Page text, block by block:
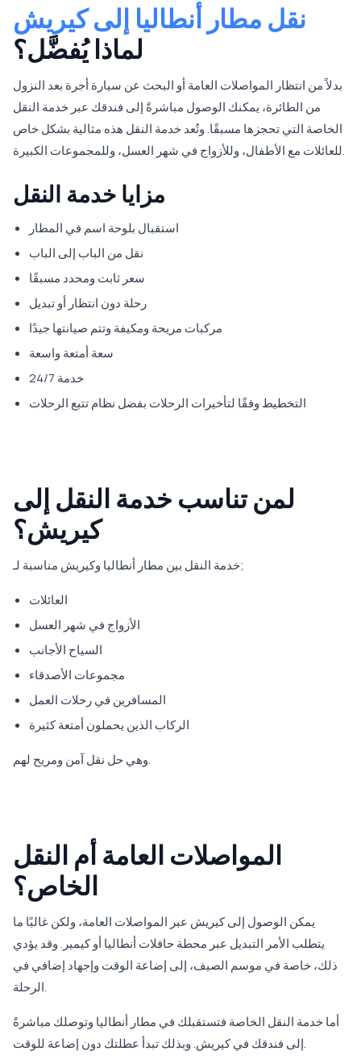
نقل مطار أنطاليا إلى كيريش
لماذا يُفضَّل؟
بدلاً من انتظار المواصلات العامة أو البحث عن سيارة أجرة بعد النزول
من الطائرة، يمكنك الوصول مباشرةً إلى فندقك عبر خدمة النقل
الخاصة التي تحجزها مسبقًا. وتُعد خدمة النقل هذه مثالية بشكل خاص
للعائلات مع الأطفال، وللأزواج في شهر العسل، وللمجموعات الكبيرة.
مزايا خدمة النقل
استقبال بلوحة اسم في المطار
نقل من الباب إلى الباب
سعر ثابت ومحدد مسبقًا
رحلة دون انتظار أو تبديل
مركبات مريحة ومكيفة وتتم صيانتها جيدًا
سعة أمتعة واسعة
خدمة 24/7
التخطيط وفقًا لتأخيرات الرحلات بفضل نظام تتبع الرحلات
لمن تناسب خدمة النقل إلى
كيريش؟
خدمة النقل بين مطار أنطاليا وكيريش مناسبة لـ;
العائلات
الأزواج في شهر العسل
السياح الأجانب
مجموعات الأصدقاء
المسافرين في رحلات العمل
الركاب الذين يحملون أمتعة كثيرة
وهي حل نقل آمن ومريح لهم.
المواصلات العامة أم النقل
الخاص؟
يمكن الوصول إلى كيريش عبر المواصلات العامة، ولكن غالبًا ما
يتطلب الأمر التبديل عبر محطة حافلات أنطاليا أو كيمير. وقد يؤدي
ذلك، خاصة في موسم الصيف، إلى إضاعة الوقت وإجهاد إضافي في
الرحلة.
أما خدمة النقل الخاصة فتستقبلك في مطار أنطاليا وتوصلك مباشرةً
إلى فندقك في كيريش. وبذلك تبدأ عطلتك دون إضاعة للوقت.